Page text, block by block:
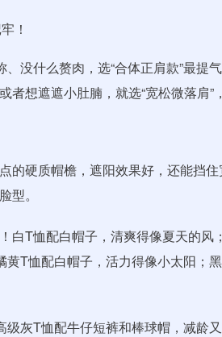
！
、没什么赘肉，选“合体正肩款”最
者想遮遮小肚腩，就选“宽松微落肩”
的硬质帽檐，遮阳效果好，还能挡
型。
白T恤配白帽子，清爽得像夏天的
T恤配白帽子，活力得像小太阳；
级灰T恤配牛仔短裤和棒球帽，减龄